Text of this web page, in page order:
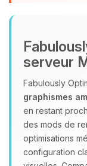
serveur
Fabulously
graphismes
en restant
des mods de
optimisations
configuration
tu